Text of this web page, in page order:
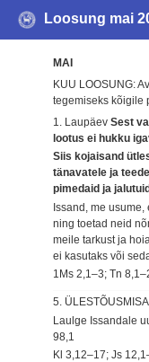
Loosung mai
MAI
KUU LOOSUNG:
tegemiseks kõigile
1. LaupäevSest
lootus ei hukku
Siis kojaisand
tänavatele ja
pimedaid ja
Issand, me
ning toetad neid
meile tarkust ja
ei kasutaks või
1Ms 2,1–3; Tn
5.
Laulge Issandale
98,1
Kl 3,12–17; Js